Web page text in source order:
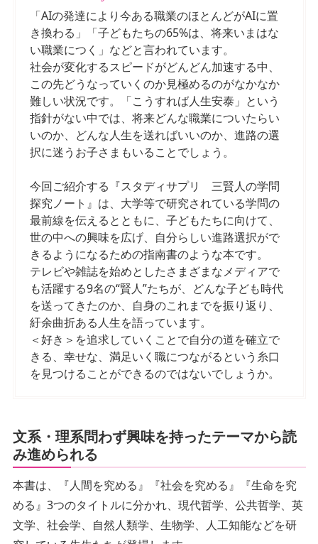
「AIの発達により今ある職業のほとんどがAIに置
き換わる」「子どもたちの65%は、将来いまはな
い職業につく」などと言われています。
社会が変化するスピードがどんどん加速する中、
この先どうなっていくのか見極めるのがなかなか
難しい状況です。「こうすれば人生安泰」という
指針がない中では、将来どんな職業についたらい
いのか、どんな人生を送ればいいのか、進路の選
択に迷うお子さまもいることでしょう。
今回ご紹介する『スタディサプリ 三賢人の学問
探究ノート』は、大学等で研究されている学問の
最前線を伝えるとともに、子どもたちに向けて、
世の中への興味を広げ、自分らしい進路選択がで
きるようになるための指南書のような本です。
テレビや雑誌を始めとしたさまざまなメディアで
も活躍する9名の“賢人”たちが、どんな子ども時代
を送ってきたのか、自身のこれまでを振り返り、
紆余曲折ある人生を語っています。
＜好き＞を追求していくことで自分の道を確立で
きる、幸せな、満足いく職につながるという糸口
を見つけることができるのではないでしょうか。
文系・理系問わず興味を持ったテーマから読
み進められる
本書は、『人間を究める』『社会を究める』『生命を究
める』3つのタイトルに分かれ、現代哲学、公共哲学、英
文学、社会学、自然人類学、生物学、人工知能などを研